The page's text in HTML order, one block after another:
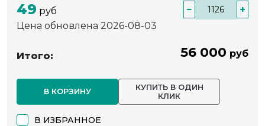
49 руб −
+
Цена обновлена 2026-08-03
Итого: 56 000 руб
В КОРЗИНУ
КУПИТЬ В ОДИН
КЛИК
В ИЗБРАННОЕ